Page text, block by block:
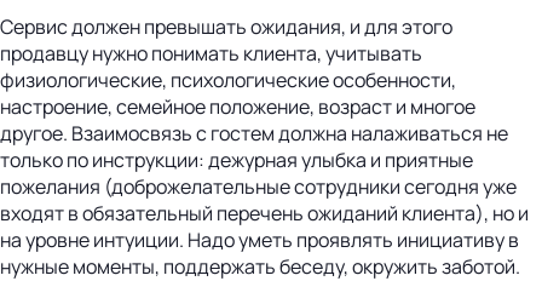
Сервис должен превышать ожидания, и для этого
продавцу нужно понимать клиента, учитывать
физиологические, психологические особенности,
настроение, семейное положение, возраст и многое
другое. Взаимосвязь с гостем должна налаживаться не
только по инструкции: дежурная улыбка и приятные
пожелания (доброжелательные сотрудники сегодня уже
входят в обязательный перечень ожиданий клиента), но и
на уровне интуиции. Надо уметь проявлять инициативу в
нужные моменты, поддержать беседу, окружить заботой.